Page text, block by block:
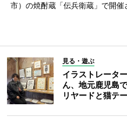
市）の焼酎蔵「伝兵衛蔵」で開催
見る・遊ぶ
イラストレータ
ん、地元鹿児島
リヤードと猫テ